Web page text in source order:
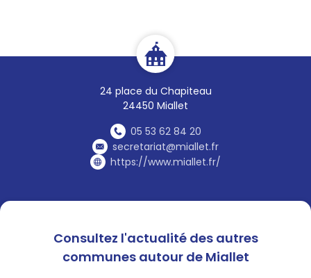
24 place du Chapiteau
24450 Miallet
05 53 62 84 20
secretariat@miallet.fr
https://www.miallet.fr/
Consultez l'actualité des autres
communes autour de Miallet